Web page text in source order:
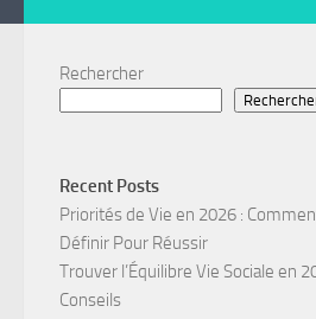
Rechercher
Recent Posts
Priorités de Vie en 2026 :
Définir Pour Réussir
Trouver l’Équilibre Vie Sociale en
Conseils